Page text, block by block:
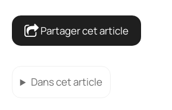
Partager cet article
Dans cet article